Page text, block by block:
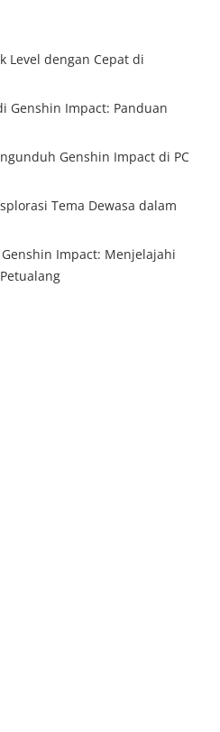
Level dengan Cepat di
Genshin Impact: Panduan
Genshin Impact di PC
Tema Dewasa dalam
Impact: Menjelajahi